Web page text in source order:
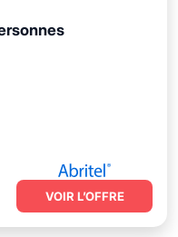
VOIR L’OFFRE